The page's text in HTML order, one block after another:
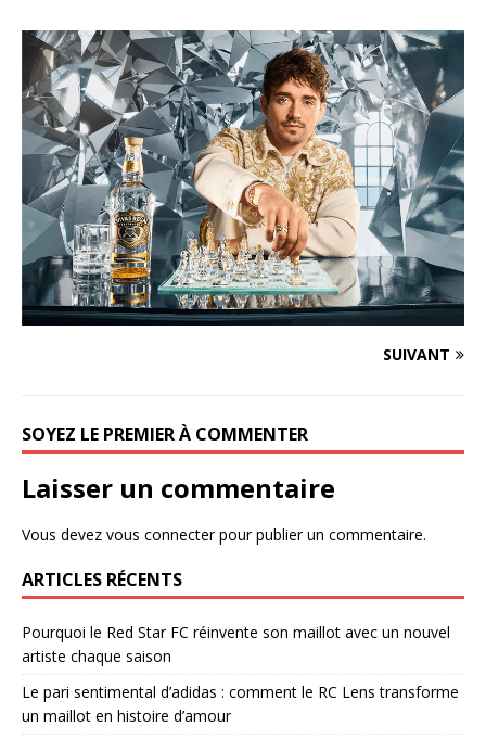
SUIVANT
SOYEZ LE PREMIER À COMMENTER
Laisser un commentaire
Vous devez vous connecterpour publier un commentaire.
ARTICLES RÉCENTS
Pourquoi le Red Star FC réinvente son maillot avec un nouvel
artiste chaque saison
Le pari sentimental d’adidas : comment le RC Lens transforme
un maillot en histoire d’amour